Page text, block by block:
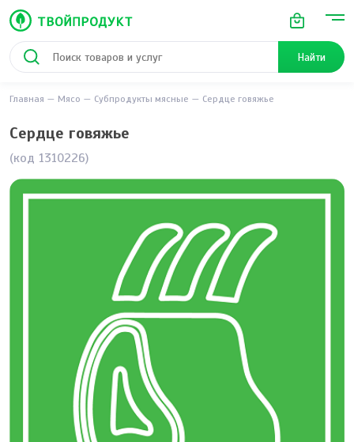
Найти
Главная Мясо Субпродукты мясные Сердце говяжье
Сердце говяжье
(код 1310226)